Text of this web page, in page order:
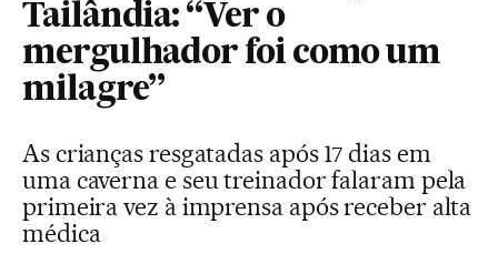
Tailândia: “Ver o
mergulhador foi como um
milagre”
As crianças resgatadas após 17 dias em
uma caverna e seu treinador falaram pela
primeira vez à imprensa após receber alta
médica